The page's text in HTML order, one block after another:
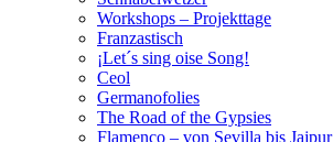
Workshops – Projekttage
Franzastisch
¡Let´s sing oise Song!
Ceol
Germanofolies
The Road of the Gypsies
Flamenco – von Sevilla bis Jajpur